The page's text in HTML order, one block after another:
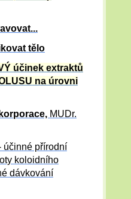
tělo
účinek extraktů
na úrovni
MUDr.
účinné přírodní
koloidního
dávkování